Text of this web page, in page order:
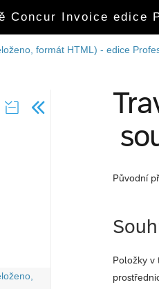
Concur Invoice edice
formát HTML) - edice
Původní
Položky v